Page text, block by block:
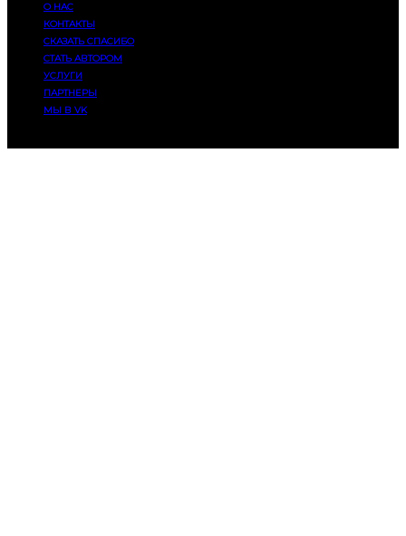
О НАС
КОНТАКТЫ
СКАЗАТЬ СПАСИБО
СТАТЬ АВТОРОМ
УСЛУГИ
ПАРТНЕРЫ
МЫ В VK